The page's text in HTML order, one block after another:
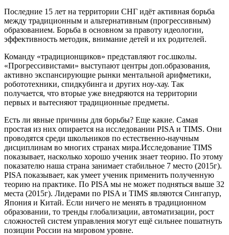
Последние 15 лет на территории СНГ идёт активная борьба
между традиционным и альтернативным (прогрессивным)
образованием. Борьба в основном за правоту идеологии,
эффективность методик, внимание детей и их родителей.
Команду «традиционщиков» представляют гос.школы.
«Прогрессивистами» выступают центры доп.образования,
активно экспансирующие рынки ментальной арифметики,
робототехники, спидкубинга и других ноу-хау. Так
получается, что вторые уже внедряются на территории
первых и вытесняют традиционные предметы.
Есть ли явные причины для борьбы? Еще какие. Самая
простая из них опирается на исследовании PISA и TIMS. Они
проводятся среди школьников по естественно-научным
дисциплинам во многих странах мира.Исследование TIMS
показывает, насколько хорошо ученик знает теорию. По этому
показателю наша страна занимает стабильное 7 место (2015г).
PISA показывает, как умеет ученик применить полученную
теорию на практике. По PISA мы не может подняться выше 32
места (2015г). Лидерами по PISA и TIMS являются Сингапур,
Япония и Китай. Если ничего не менять в традиционном
образовании, то тренды глобализации, автоматизации, рост
сложностей систем управления могут ещё сильнее пошатнуть
позиции России на мировом уровне.